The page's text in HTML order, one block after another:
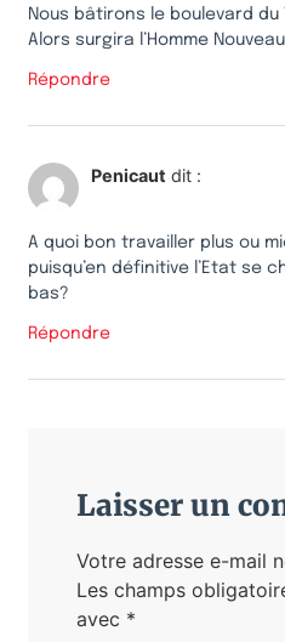
Nous bâtirons le boulevard du
Alors surgira l’Homme
Répondre
Penicaut dit :
A quoi bon travailler plus ou
puisqu’en définitive l’Etat se
bas?
Répondre
Laisser un
Votre adresse e-mail
Les champs
avec *